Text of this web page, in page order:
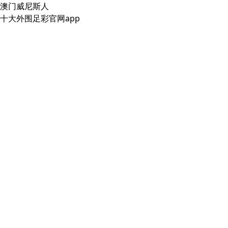
澳门威尼斯人
十大外围足彩官网app